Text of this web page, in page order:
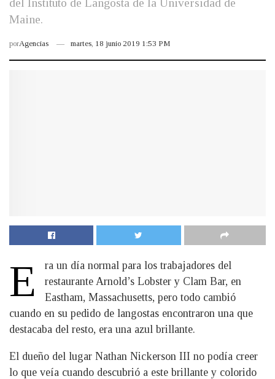
del Instituto de Langosta de la Universidad de
Maine.
porAgencias martes, 18 junio 2019 1:53 PM
E
ra un día normal para los trabajadores del
restaurante Arnold’s Lobster y Clam Bar, en
Eastham, Massachusetts, pero todo cambió
cuando en su pedido de langostas encontraron una que
destacaba del resto, era una azul brillante.
El dueño del lugar Nathan Nickerson III no podía creer
lo que veía cuando descubrió a este brillante y colorido